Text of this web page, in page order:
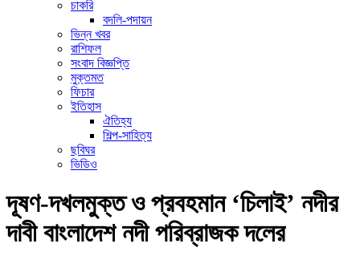
চাকরি
বদলি-পদায়ন
ভিন্ন খবর
রাশিফল
সংবাদ বিজ্ঞপ্তি
মুক্তমত
ফিচার
ইতিহাস
ঐতিহ্য
শিল্প-সাহিত্য
ছবিঘর
ভিডিও
দূষণ-দখলমুক্ত ও প্রবহমান ‘চিলাই’ নদীর
দাবী বাংলাদেশ নদী পরিব্রাজক দলের